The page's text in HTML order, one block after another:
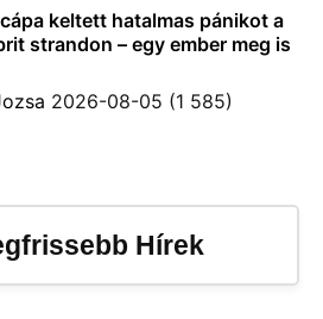
keltett hatalmas pánikot a
strandon – egy ember meg is
2026-08-05 (1 585)
Hírek